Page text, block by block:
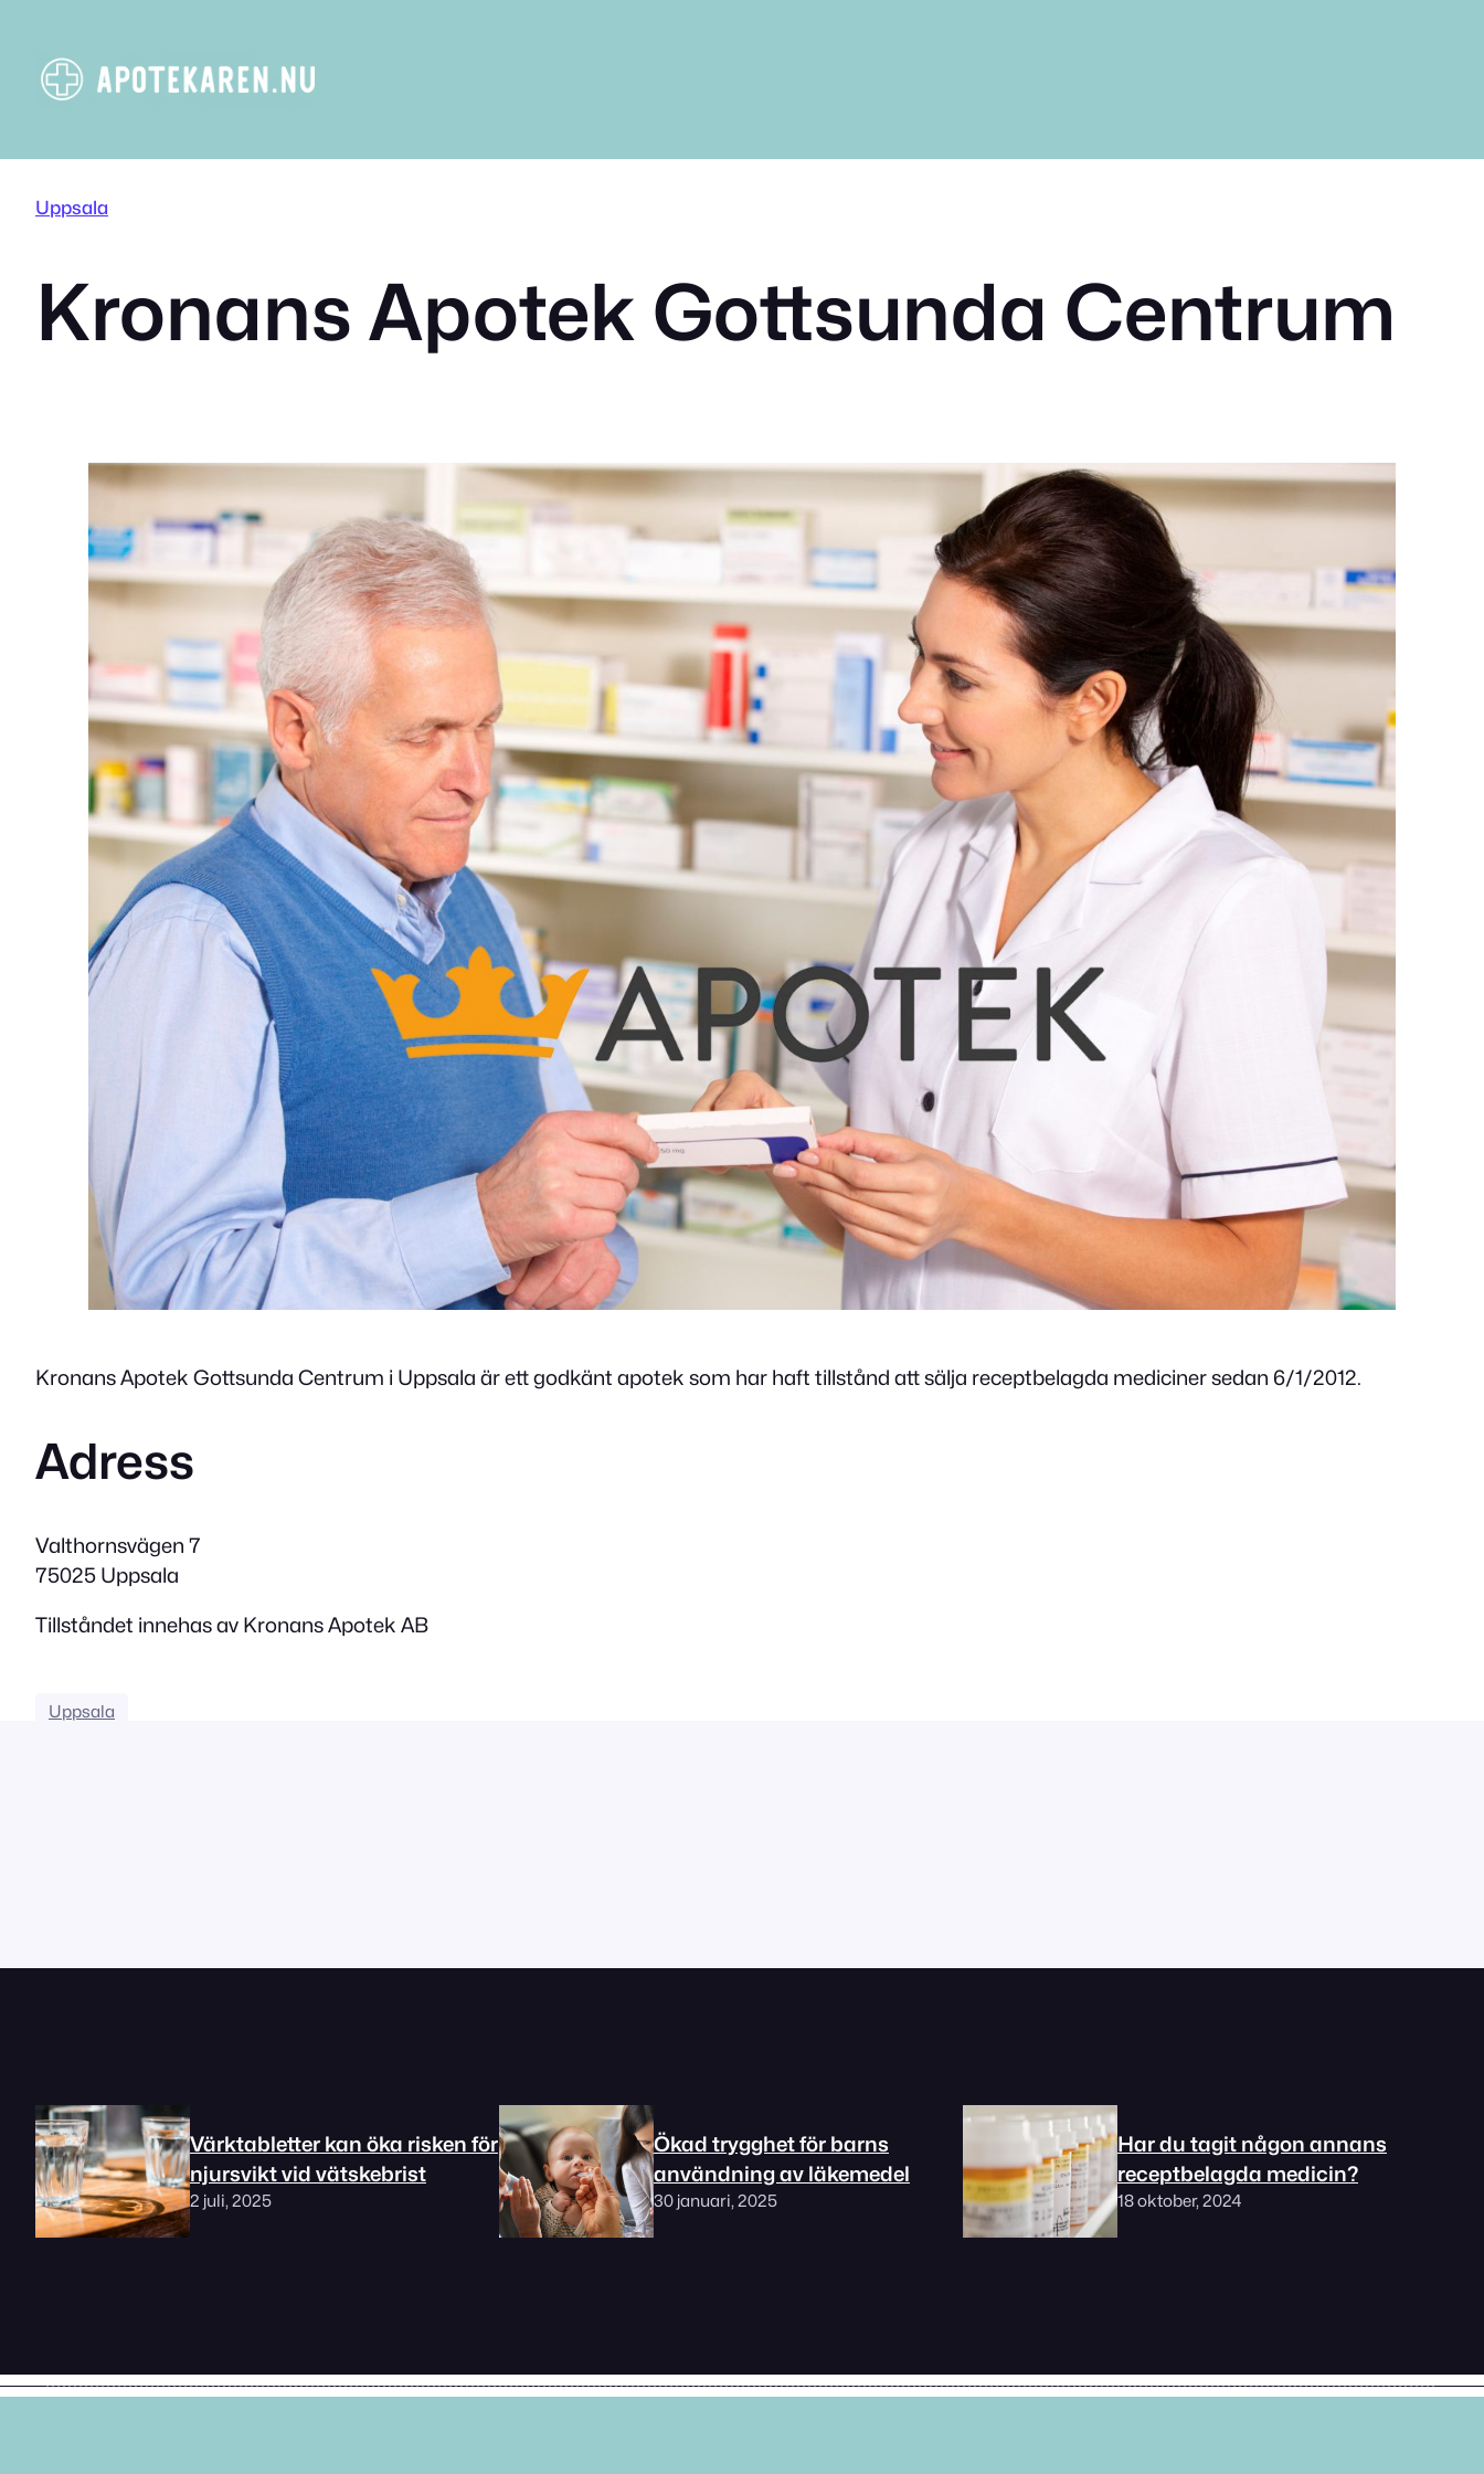
innehåll
Uppsala
Kronans Apotek Gottsunda Centrum
Kronans Apotek Gottsunda Centrum i Uppsala är ett godkänt apotek som har haft tillstånd att sälja receptbelagda mediciner sedan 6/1/2012.
Adress
Valthornsvägen 7
75025 Uppsala
Tillståndet innehas av Kronans Apotek AB
Uppsala
Värktabletter kan öka risken för
njursvikt vid vätskebrist
2 juli, 2025
Ökad trygghet för barns
användning av läkemedel
30 januari, 2025
Har du tagit någon annans
receptbelagda medicin?
18 oktober, 2024